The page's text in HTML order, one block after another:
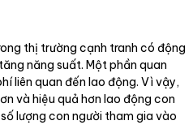
thị trường cạnh tranh có động
năng suất. Một phần quan
liên quan đến lao động. Vì vậy,
và hiệu quả hơn lao động con
lượng con người tham gia vào